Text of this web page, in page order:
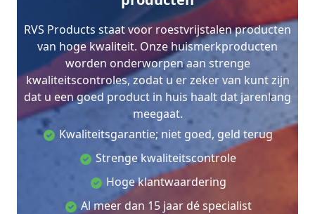
RVS Products staat voor roestvrijstalen producten
van hoge kwaliteit. Onze huismerkproducten
worden onderworpen aan strenge
kwaliteitscontroles, zodat u er zeker van kunt zijn
dat u een goed product in huis haalt dat jarenlang
meegaat.
Kwaliteitsgarantie; niet goed, geld terug
Strenge kwaliteitscontrole
Hoge klantwaardering
Al meer dan 15 jaar dé specialist